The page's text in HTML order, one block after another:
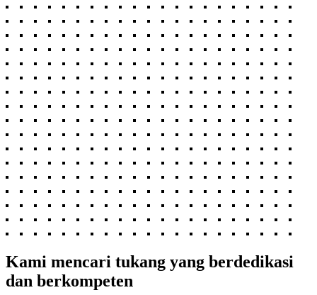
Kami mencari tukang yang berdedikasi
dan berkompeten